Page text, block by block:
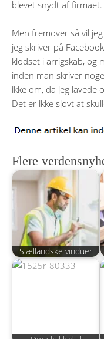
blevet snydt af firmaet.
Men fremover så vil
jeg skriver på
klodset i arrigskab, og
inden man skriver
ikke om, da jeg lavede
Det er ikke sjovt at
Flere
Sjællandske vinduer